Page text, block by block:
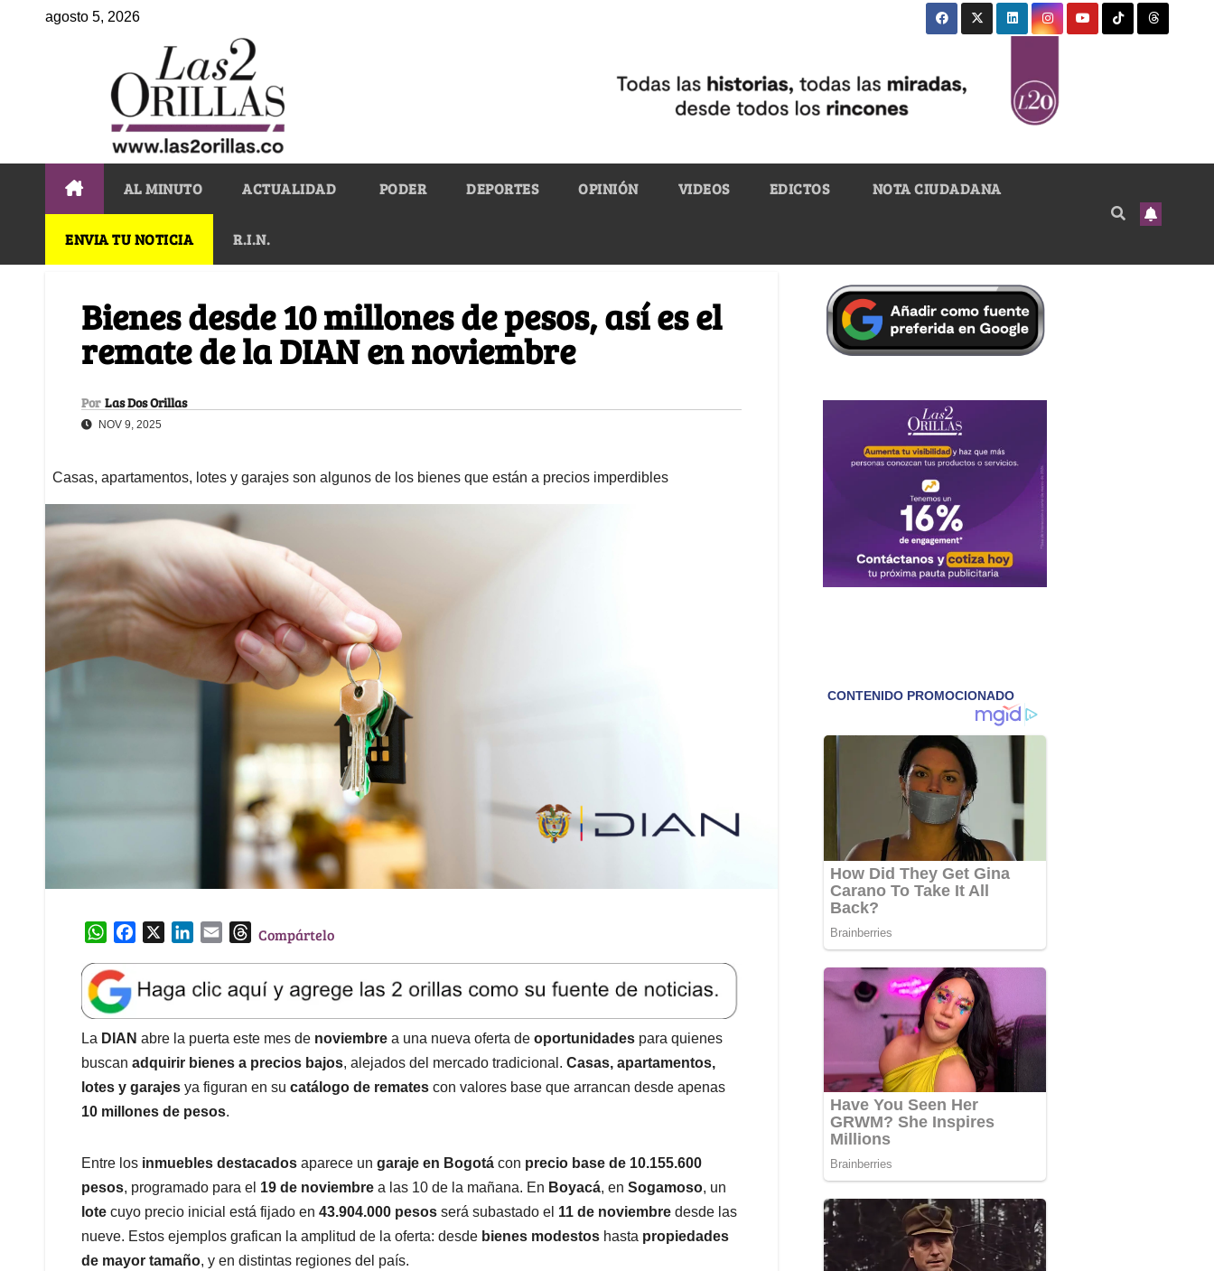
agosto 5, 2026
AL MINUTO ACTUALIDAD PODER DEPORTES OPINIÓN VIDEOS EDICTOS NOTA CIUDADANA
ENVIA TU NOTICIA R.I.N.
Bienes desde 10 millones de pesos, así es el
remate de la DIAN en noviembre
Por Las Dos Orillas
NOV 9, 2025
Casas, apartamentos, lotes y garajes son algunos de los bienes que están a precios imperdibles
W
a
t
s
A
p
p
e
b
o
o
k
k
e
d
I
n
l
T
e
a
d
s
Compártelo
La DIAN abre la puerta este mes de noviembre a una nueva oferta de oportunidades para quienes
buscan adquirir bienes a precios bajos, alejados del mercado tradicional. Casas, apartamentos,
lotes y garajes ya figuran en su catálogo de remates con valores base que arrancan desde apenas
10 millones de pesos.
Entre los inmuebles destacados aparece un garaje en Bogotá con precio base de 10.155.600
pesos, programado para el 19 de noviembre a las 10 de la mañana. En Boyacá, en Sogamoso, un
lote cuyo precio inicial está fijado en 43.904.000 pesos será subastado el 11 de noviembre desde las
nueve. Estos ejemplos grafican la amplitud de la oferta: desde bienes modestos hasta propiedades
de mayor tamaño, y en distintas regiones del país.